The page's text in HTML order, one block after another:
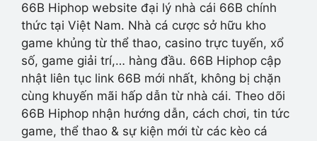
66B Hiphop website đại lý nhà cái 66B chính
thức tại Việt Nam. Nhà cá cược sở hữu kho
game khủng từ thể thao, casino trực tuyến, xổ
số, game giải trí,… hàng đầu. 66B Hiphop cập
nhật liên tục link 66B mới nhất, không bị chặn
cùng khuyến mãi hấp dẫn từ nhà cái. Theo dõi
66B Hiphop nhận hướng dẫn, cách chơi, tin tức
game, thể thao & sự kiện mới từ các kèo cá